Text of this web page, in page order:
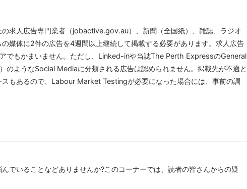
求人広告専門業者（jobactive.gov.au）、新聞（全国紙）、雑誌、ラジオ
媒体に2件の広告を4週間以上継続して掲載する必要があります。求人広告
でもかまいません。ただし、Linked-inや当誌The Perth ExpressのGeneral
のようなSocial Mediaに分類される広告は認められません。掲載先が不適と
スもあるので、Labour Market Testingが必要になった場合には、事前の調
でいることなどありませんか?このコーナーでは、読者の皆さんからの疑